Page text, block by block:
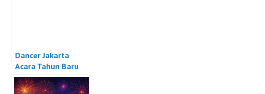
Dancer Jakarta
Acara Tahun Baru
Jakarta